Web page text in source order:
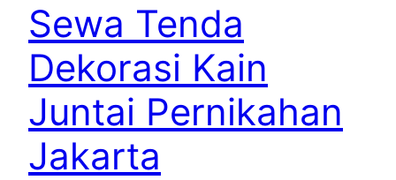
Sewa Tenda
Dekorasi Kain
Juntai Pernikahan
Jakarta